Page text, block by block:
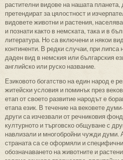
растителни видове на нашата планета,
претендират за цялостност и
видовете животни и растения,
и познати както в немската, така и в
литература. Но са включени и някои
континенти. В редки случаи, при липса
даден вид в немския или българския
английско или руско название.
Езиковото богатство на един народ е
житейски условия и поминък през
етап от своето развитие народът е
етапа език. В течение на вековете
други са изчезвали от речниковия
културното и търговско общуване с
навлизали и многобройни чужди думи.
страната са се оформяли и
обозначаването на животните и